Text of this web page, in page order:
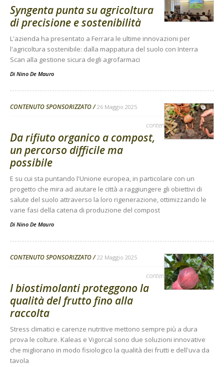
Syngenta punta su agricoltura
di precisione e sostenibilità
L'azienda ha presentato a Ferrara le ultime innovazioni per
l'agricoltura sostenibile: dalla mappatura del suolo con Interra
Scan alla gestione sicura degli agrofarmaci
Di Nino De Mauro
CONTENUTO SPONSORIZZATO 26 Maggio 2025
contenuto sponsorizzato
Da rifiuto organico a compost,
un percorso difficile ma
possibile
E su cui sta puntando l'Unione europea, in particolare con un
progetto che mira ad aiutare le città a raggiungere gli obiettivi di
salute del suolo attraverso la loro rigenerazione, ottimizzando le
varie fasi della catena di produzione del compost
Di Nino De Mauro
CONTENUTO SPONSORIZZATO 22 Maggio 2025
contenuto sponsorizzato
I biostimolanti proteggono la
qualità del frutto fino alla
raccolta
Stress climatici e carenze nutritive mettono sempre più a dura
prova le colture. Kaleas e Vigorcal sono due soluzioni innovative
che migliorano in modo fisiologico la qualità dei frutti e dell'uva da
tavola